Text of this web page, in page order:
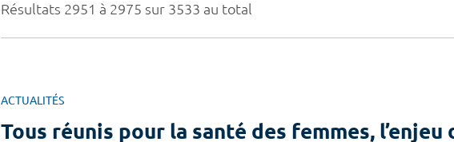
Résultats 2951 à 2975 sur 3533 au total
ACTUALITÉS
Tous réunis pour la santé des femmes, l’enjeu